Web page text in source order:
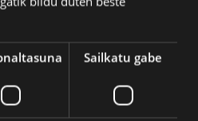
Hitzordu hau
Sailkatu gabe